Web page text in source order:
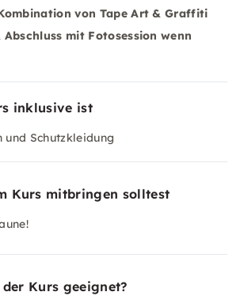
von Tape Art & Graffiti
mit Fotosession wenn
inklusive ist
Schutzkleidung
Kurs mitbringen solltest
Kurs geeignet?